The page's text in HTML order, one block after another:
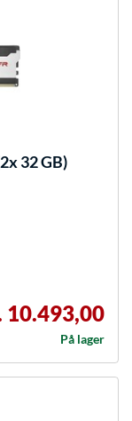
32 GB)
10.493,00
På lager